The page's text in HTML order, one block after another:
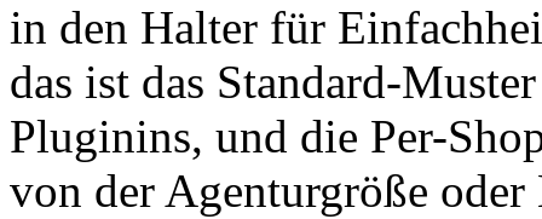
in den Halter für
das ist das Standard-
Pluginins, und die Per-
von der Agenturgröße